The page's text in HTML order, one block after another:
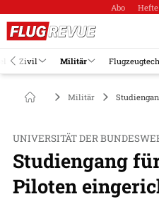
Abo Hefte
Zivil Militär
Militär
UNIVERSITÄT DER
Studiengang
Piloten